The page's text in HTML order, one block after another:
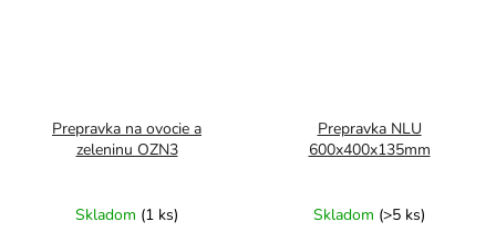
Prepravka na ovocie a
zeleninu OZN3
Skladom (1 ks)
Prepravka NLU
600x400x135mm
Skladom (>5 ks)